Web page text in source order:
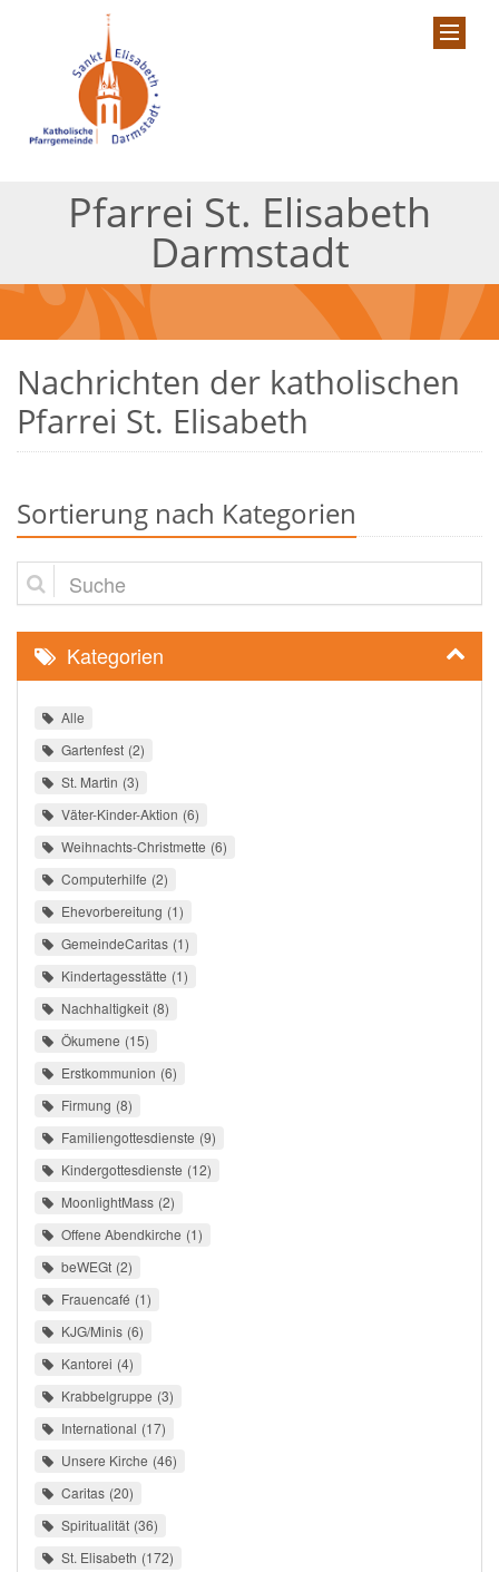
Pfarrei St. Elisabeth
Darmstadt
Nachrichten der katholischen
Pfarrei St. Elisabeth
Sortierung nach Kategorien
Suche
Kategorien
Alle
Gartenfest 2
St. Martin 3
Väter-Kinder-Aktion 6
Weihnachts-Christmette 6
Computerhilfe 2
Ehevorbereitung 1
GemeindeCaritas 1
Kindertagesstätte 1
Nachhaltigkeit 8
Ökumene 15
Erstkommunion 6
Firmung 8
Familiengottesdienste 9
Kindergottesdienste 12
MoonlightMass 2
Offene Abendkirche 1
beWEGt 2
Frauencafé 1
KJG/Minis 6
Kantorei 4
Krabbelgruppe 3
International 17
Unsere Kirche 46
Caritas 20
Spiritualität 36
St. Elisabeth 172